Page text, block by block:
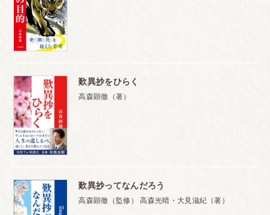
歎異抄をひらく
高森顕徹（著）
歎異抄ってなんだろう
高森顕徹（監修） 高森光晴・大見滋紀（著）